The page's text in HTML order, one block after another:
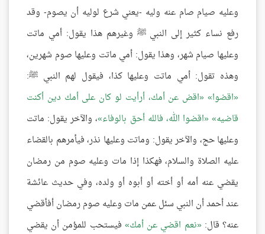
وعليه صيام صام عنه وليه -يعني شرع لوليه أن يصوم- وقد
رفع نساء كثير إلى النبي ﷺ وغيرهم هذا يقول: أمي ماتت
وعليها صيام شهر، وهذا يقول: أمي ماتت وعليها صوم شهرين،
وهذه تقول: أمي ماتت وعليها كذا، فيقول لهم النبي ﷺ:
اقضوا
اقض عن أمك، أرأيت لو كان على أمك دين أكنت
قاضيه
اقضوا الله، فالله أحق بالوفاء ، والآخر يقول: ماتت
وعليها حج، والآخر يقول: وماتت وعليها نذر، فيأمرهم بالقضاء
عليه الصلاة والسلام، فهكذا إذا مات وعليه صوم من رمضان
يقضي عنه أمه أو أخته أو أبوه أو ولده، وفي حديث عائشة
عند أحمد أن النبي سئل عمن مات وعليه صوم رمضان أفأقضي
عنه؟ قال: نعم اقضي عن أمك فيستحب للمؤمن أن يقضي